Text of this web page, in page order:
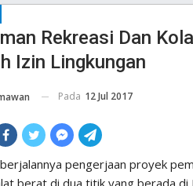
Rekreasi Dan
Izin Lingkungan
Pada 12 Jul 2017
pengerjaan proyek
berat di dua titik yang berada